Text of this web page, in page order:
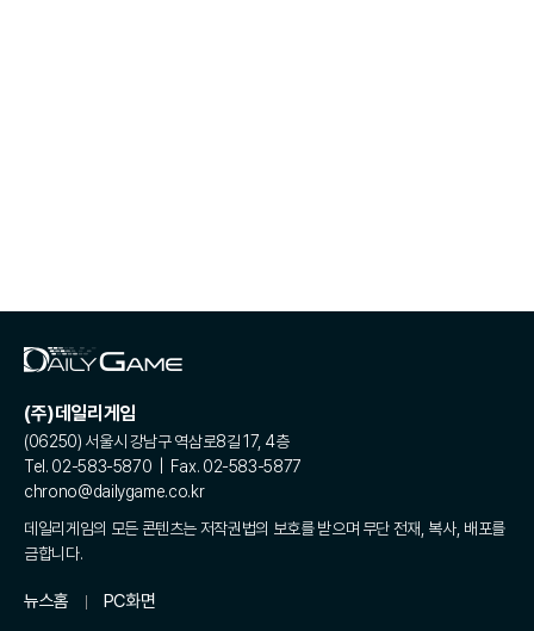
(주)데일리게임
(06250) 서울시 강남구 역삼로8길 17, 4층
Tel. 02-583-5870 | Fax. 02-583-5877
chrono@dailygame.co.kr
데일리게임의 모든 콘텐츠는 저작권법의 보호를 받으며 무단 전재, 복사, 배포를
금합니다.
뉴스홈 PC화면